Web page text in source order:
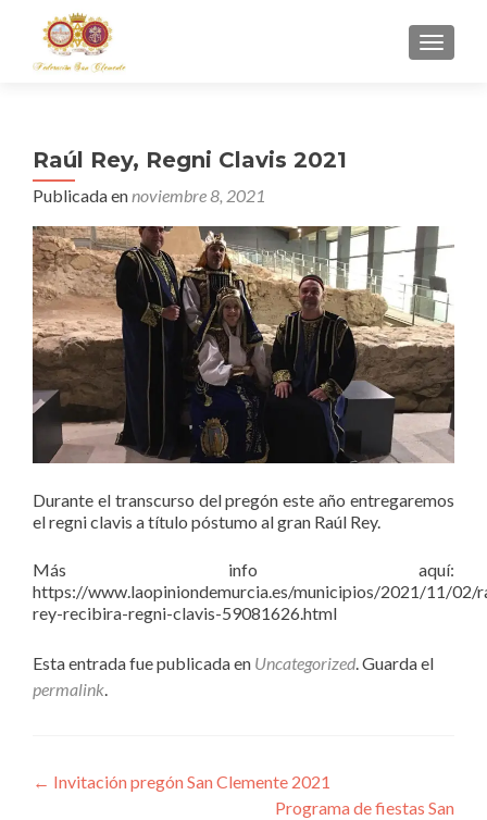
Raúl Rey, Regni Clavis 2021
Publicada ennoviembre 8, 2021
Durante el transcurso del pregón este año entregaremos
el regni clavis a título póstumo al gran Raúl Rey.
Más info aquí:
https://www.laopiniondemurcia.es/municipios/2021/11/02/
rey-recibira-regni-clavis-59081626.html
Esta entrada fue publicada en Uncategorized. Guarda el
permalink.
Navegación de entradas
← Invitación pregón San Clemente 2021
Programa de fiestas San